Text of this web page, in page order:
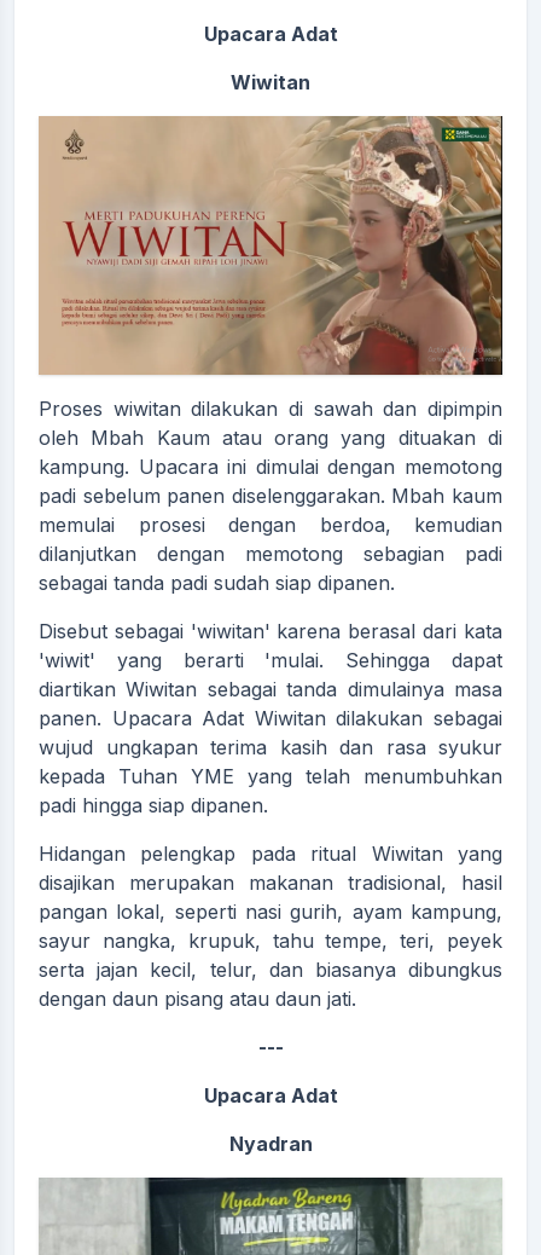
Upacara Adat
Wiwitan
Proses wiwitan dilakukan di sawah dan dipimpin
oleh Mbah Kaum atau orang yang dituakan di
kampung. Upacara ini dimulai dengan memotong
padi sebelum panen diselenggarakan. Mbah kaum
memulai prosesi dengan berdoa, kemudian
dilanjutkan dengan memotong sebagian padi
sebagai tanda padi sudah siap dipanen.
Disebut sebagai 'wiwitan' karena berasal dari kata
'wiwit' yang berarti 'mulai. Sehingga dapat
diartikan Wiwitan sebagai tanda dimulainya masa
panen. Upacara Adat Wiwitan dilakukan sebagai
wujud ungkapan terima kasih dan rasa syukur
kepada Tuhan YME yang telah menumbuhkan
padi hingga siap dipanen.
Hidangan pelengkap pada ritual Wiwitan yang
disajikan merupakan makanan tradisional, hasil
pangan lokal, seperti nasi gurih, ayam kampung,
sayur nangka, krupuk, tahu tempe, teri, peyek
serta jajan kecil, telur, dan biasanya dibungkus
dengan daun pisang atau daun jati.
---
Upacara Adat
Nyadran